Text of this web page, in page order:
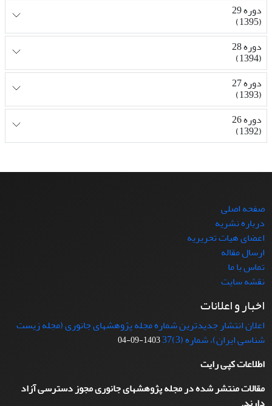
دوره 29
(1395)
دوره 28
(1394)
دوره 27
(1393)
دوره 26
(1392)
صفحه اصلی
درباره نشریه
اعضای هیات تحریریه
ارسال مقاله
تماس با ما
نقشه سایت
اخبار و اعلانات
اعلان انتشار جدیدترین شماره مجله پژوهشهای جانوری (مجله زیست
شناسی ایران)، شماره (3)37
1403-09-04
اطلاعات کپی رایت
مقالات منتشر شده در مجله پژوهشهای جانوری مجوز دسترسی آزاد